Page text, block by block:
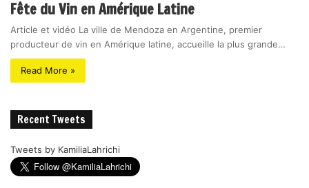
Fête du Vin en Amérique Latine
Article et vidéo La ville de Mendoza en Argentine, premier
producteur de vin en Amérique latine, accueille la plus grande…
Read More »
Recent Tweets
Tweets by KamiliaLahrichi